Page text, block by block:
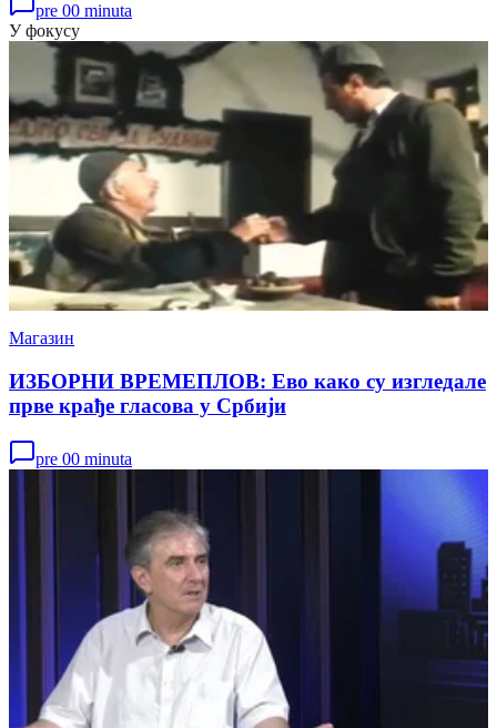
pre 00 minuta
У фокусу
Магазин
ИЗБОРНИ ВРЕМЕПЛОВ: Ево како су изгледале
прве крађе гласова у Србији
pre 00 minuta